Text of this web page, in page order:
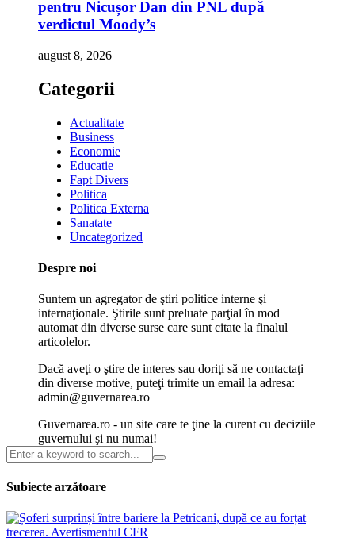
pentru Nicușor Dan din PNL după
verdictul Moody’s
august 8, 2026
Categorii
Actualitate
Business
Economie
Educatie
Fapt Divers
Politica
Politica Externa
Sanatate
Uncategorized
Despre noi
Suntem un agregator de ştiri politice interne şi
internaţionale. Ştirile sunt preluate parţial în mod
automat din diverse surse care sunt citate la finalul
articolelor.
Dacă aveţi o ştire de interes sau doriţi să ne contactaţi
din diverse motive, puteţi trimite un email la adresa:
admin@guvernarea.ro
Guvernarea.ro - un site care te ţine la curent cu deciziile
guvernului şi nu numai!
Subiecte arzătoare